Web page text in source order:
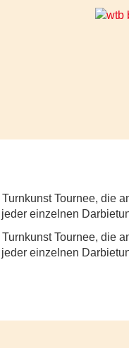
Tournee, die
einzelnen
Tournee, die
einzelnen